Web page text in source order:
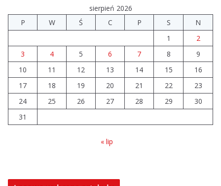
sierpień 2026
P
W Ś C P S
N
1
2
3
4 5 6 7 8
9
10
11 12 13 14 15
16
17
18 19 20 21 22
23
24
25 26 27 28 29
30
31
« lip